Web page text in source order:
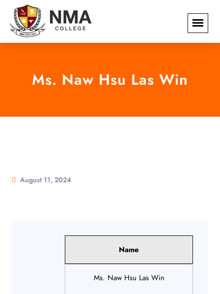
Ms. Naw Hsu Las Win
August 11, 2024
Name
Ms. Naw Hsu Las Win